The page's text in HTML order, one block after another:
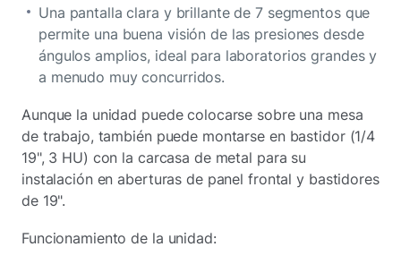
Una pantalla clara y brillante de 7 segmentos que
permite una buena visión de las presiones desde
ángulos amplios, ideal para laboratorios grandes y
a menudo muy concurridos.
Aunque la unidad puede colocarse sobre una mesa
de trabajo, también puede montarse en bastidor (1/4
19", 3 HU) con la carcasa de metal para su
instalación en aberturas de panel frontal y bastidores
de 19".
Funcionamiento de la unidad: